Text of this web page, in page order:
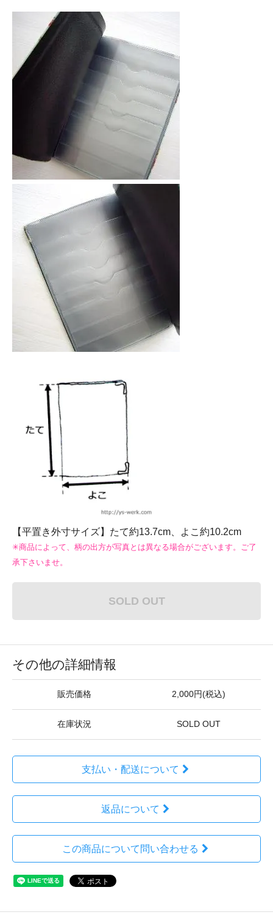
【平置き外寸サイズ】たて約13.7cm、よこ約10.2cm
✳︎商品によって、柄の出方が写真とは異なる場合がございます。ご了
承下さいませ。
SOLD OUT
その他の詳細情報
販売価格 2,000円(税込)
在庫状況 SOLD OUT
支払い・配送について
返品について
この商品について問い合わせる